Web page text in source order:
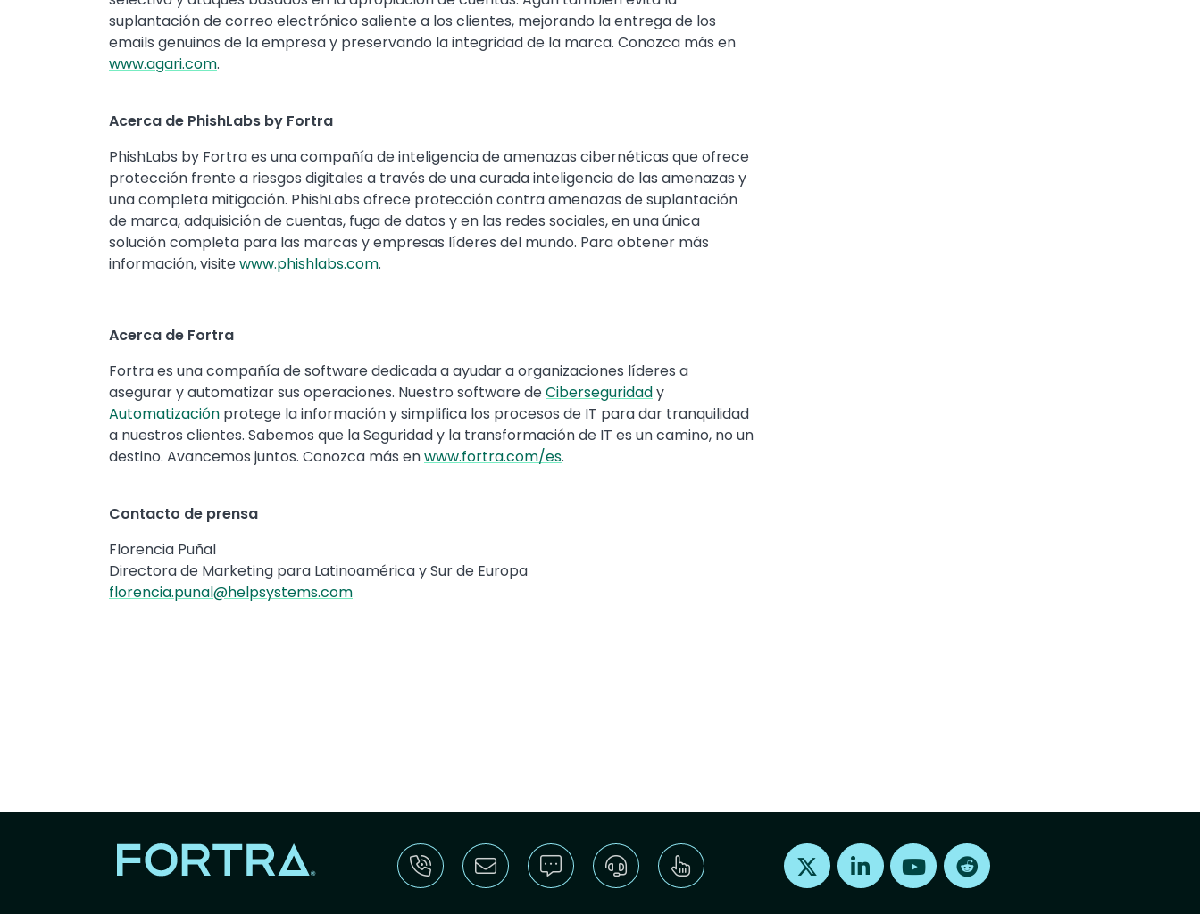
suplantación de correo electrónico saliente a los clientes, mejorando la entrega de los
emails genuinos de la empresa y preservando la integridad de la marca. Conozca más en
www.agari.com.
Acerca de PhishLabs by Fortra
PhishLabs by Fortra es una compañía de inteligencia de amenazas cibernéticas que ofrece
protección frente a riesgos digitales a través de una curada inteligencia de las amenazas y
una completa mitigación. PhishLabs ofrece protección contra amenazas de suplantación
de marca, adquisición de cuentas, fuga de datos y en las redes sociales, en una única
solución completa para las marcas y empresas líderes del mundo. Para obtener más
información, visitewww.phishlabs.com.
Acerca de Fortra
Fortra es una compañía de software dedicada a ayudar a organizaciones líderes a
asegurar y automatizar sus operaciones. Nuestro software deCiberseguridady
Automatización protege la información y simplifica los procesos de IT para dar tranquilidad
a nuestros clientes. Sabemos que la Seguridad y la transformación de IT es un camino, no un
destino. Avancemos juntos. Conozca más enwww.fortra.com/es.
Contacto de prensa
Florencia Puñal
Directora de Marketing para Latinoamérica y Sur de Europa
florencia.punal@helpsystems.com
Find us on X Find us on LinkedInFind us on Youtube